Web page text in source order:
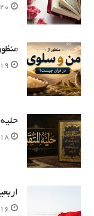
20 جولای 2026
19 جولای 2026
18 جولای 2026
16 جولای 2026